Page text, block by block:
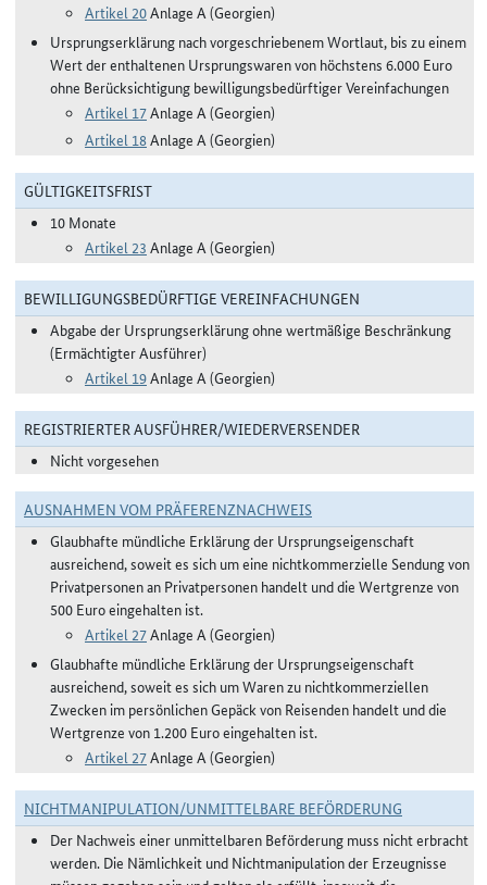
Artikel 20Anlage A (Georgien)
Ursprungserklärung nach vorgeschriebenem Wortlaut, bis zu einem
Wert der enthaltenen Ursprungswaren von höchstens 6.000 Euro
ohne Berücksichtigung bewilligungsbedürftiger Vereinfachungen
Artikel 17Anlage A (Georgien)
Artikel 18Anlage A (Georgien)
GÜLTIGKEITSFRIST
10 Monate
Artikel 23 Anlage A (Georgien)
BEWILLIGUNGSBEDÜRFTIGE VEREINFACHUNGEN
Abgabe der Ursprungserklärung ohne wertmäßige Beschränkung
(Ermächtigter Ausführer)
Artikel 19Anlage A (Georgien)
REGISTRIERTER AUSFÜHRER/WIEDERVERSENDER
Nicht vorgesehen
AUSNAHMEN VOM PRÄFERENZNACHWEIS
Glaubhafte mündliche Erklärung der Ursprungseigenschaft
ausreichend, soweit es sich um eine nichtkommerzielle Sendung von
Privatpersonen an Privatpersonen handelt und die Wertgrenze von
500 Euro eingehalten ist.
Artikel 27Anlage A (Georgien)
Glaubhafte mündliche Erklärung der Ursprungseigenschaft
ausreichend, soweit es sich um Waren zu nichtkommerziellen
Zwecken im persönlichen Gepäck von Reisenden handelt und die
Wertgrenze von 1.200 Euro eingehalten ist.
Artikel 27Anlage A (Georgien)
NICHTMANIPULATION/UNMITTELBARE BEFÖRDERUNG
Der Nachweis einer unmittelbaren Beförderung muss nicht erbracht
werden. Die Nämlichkeit und Nichtmanipulation der Erzeugnisse